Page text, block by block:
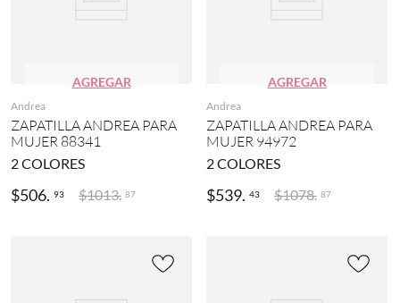
AGREGAR
Andrea
ZAPATILLA ANDREA PARA
MUJER 88341
2COLORES
$506. 93 $1013. 87
AGREGAR
Andrea
ZAPATILLA ANDREA PARA
MUJER 94972
2COLORES
$539. 43 $1078. 87